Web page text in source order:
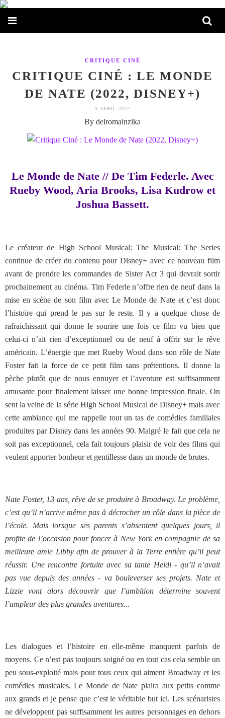
CRITIQUE CINÉ
CRITIQUE CINÉ : LE MONDE
DE NATE (2022, DISNEY+)
3 AVRIL 2022
By delromainzika
Le Monde de Nate // De Tim Federle. Avec
Rueby Wood, Aria Brooks, Lisa Kudrow et
Joshua Bassett.
Le créateur de High School Musical: The Musical: The Series
continue de créer du contenu pour Disney+ avec ce nouveau film
avant de prendre les commandes de Sister Act 3 qui devrait sortir
prochainement au cinéma. Tim Federle n’offre rien de neuf dans la
mise en scène de son film avec Le Monde de Nate et c’est donc
l’histoire qui prend le pas sur le reste. Il y a quelque chose de
rafraichissant qui donne le sourire une fois ce film vu bien que
celui-ci n’ait rien d’exceptionnel ou de neuf à offrir sur le rêve
américain. L’énergie que met Rueby Wood dans son rôle de Nate
Foster fait la force de ce petit film sans prétentions. Il donne la
pèche plutôt que de nous ennuyer et l’aventure est suffisamment
amusante pour finalement laisser une bonne impression finale. On
sent la veine de la série High School Musical de Disney+ mais avec
cette ambiance qui me rappelle tout un tas de comédies familiales
produites par Disney dans les années 90. Malgré le fait que cela ne
soit pas exceptionnel, cela fait toujours plaisir de voir des films qui
veulent apporter bonheur et gentillesse dans un monde de brutes.
Nate Foster, 13 ans, rêve de se produire à Broadway. Le problème,
c’est qu’il n’arrive même pas à décrocher un rôle dans la pièce de
l’école. Mais lorsque ses parents s’absentent quelques jours, il
profite de l’occasion pour foncer à New York en compagnie de sa
meilleure amie Libby afin de prouver à la Terre entière qu’il peut
réussir. Une rencontre fortuite avec sa tante Heidi - qu’il n’avait
pas vue depuis des années - va bouleverser ses projets. Nate et
Lizzie vont alors découvrir que l’ambition détermine souvent
l’ampleur des plus grandes aventures...
Les dialogues et l’histoire en elle-même manquent parfois de
moyens. Ce n’est pas toujours soigné ou en tout cas cela semble un
peu sous-exploité mais pour tous ceux qui aiment Broadway et les
comédies musicales, Le Monde de Nate plaira aux petits comme
aux grands et je pense que c’est le véritable but ici. Les scénaristes
ne développent pas suffisamment les autres personnages en dehors